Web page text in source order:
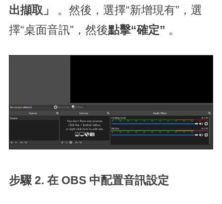
出擷取」
。然後，選擇“新增現有”，選
擇“桌面音訊”，然後點擊“確定” 。
步驟 2. 在 OBS 中配置音訊設定